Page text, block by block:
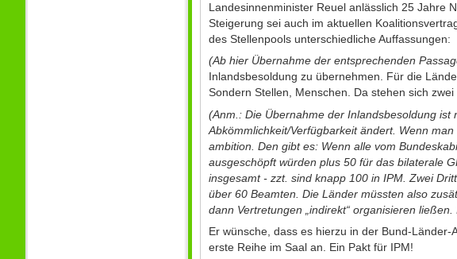
Landesinnenminister Reuel anlässlich 25 Jahre
Steigerung sei auch im aktuellen
des Stellenpools unterschiedliche Auffassungen:
(Ab hier Übernahme der entsprechenden
Inlandsbesoldung zu übernehmen. Für die
Sondern Stellen, Menschen. Da stehen sich
(Anm.: Die Übernahme der Inlandsbesoldung
Abkömmlichkeit/Verfügbarkeit ändert. Wenn
ambition. Den gibt es: Wenn alle vom
ausgeschöpft würden plus 50 für das bilaterale
insgesamt - zzt. sind knapp 100 in IPM. Zwei
über 60 Beamten. Die Länder müssten also
dann Vertretungen „indirekt“ organisieren
Er wünsche, dass es hierzu in der Bund-
erste Reihe im Saal an. Ein Pakt für IPM!